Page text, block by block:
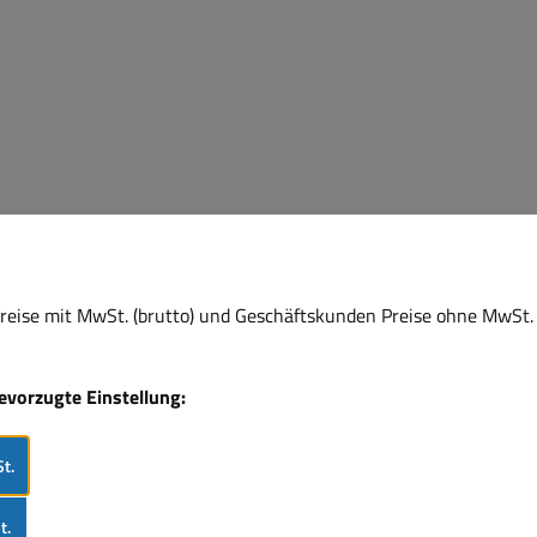
inkl.
zu 0,64 mm ( AWG
mit MwSt. (brutto) und Geschäftskunden Preise ohne
Einstellung: